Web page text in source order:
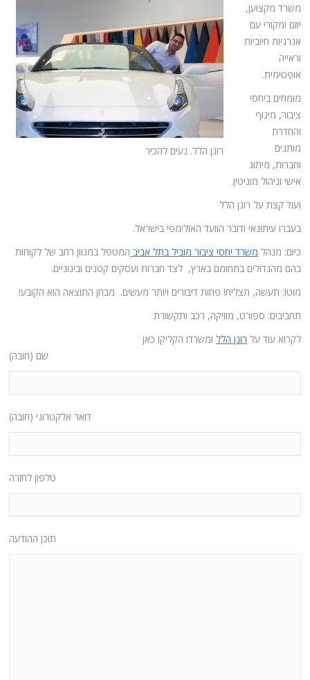
רונן הלל. נעים להכיר
משרד מקצוען,
יוזם ומקורי עם
אנרגיות חיוביות
וראייה
אופטימית.
מומחים ביחסי
ציבור, מינוף
והחדרת
מותגים
וחברות, מיתוג
אישי וניהול מוניטין.
ועוד קצת על רונן הלל
בעברו עיתונאי ודובר הוועד האולימפי בישראל.
כיום: מנהל משרד יחסי ציבור מוביל בתל אביב המטפל במגוון רחב של לקוחות
בהם מהגדולים בתחומם בארץ, לצד חברות ועסקים קטנים ובינוניים.
מוטו: תעשה, תצליח! פחות דיבורים ויותר מעשים. מבחן התוצאה הוא הקובע!
תחביבים: ספורט, מוזיקה, רכב ותקשורת
לקרוא עוד על רונן הלל ומשרדו הקליקו כאן
שם (חובה)
דואר אלקטרוני (חובה)
טלפון לחזרה
תוכן ההודעה